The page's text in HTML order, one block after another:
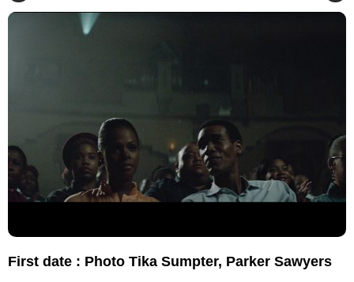
First date : Photo Tika Sumpter, Parker Sawyers